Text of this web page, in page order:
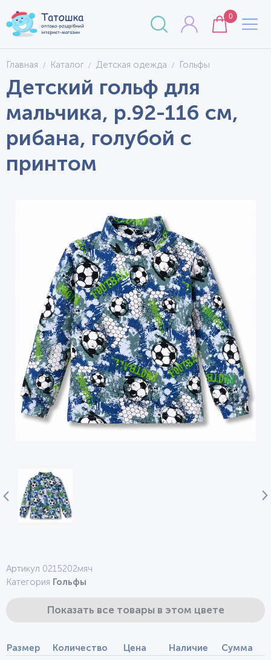
0
Главная Каталог Детская одежда Гольфы
Детский гольф для
мальчика, р.92-116 см,
рибана, голубой с
принтом
Артикул 0215202мяч
Категория Гольфы
Показать все товары в этом цвете
Размер Количество Цена Наличие Сумма